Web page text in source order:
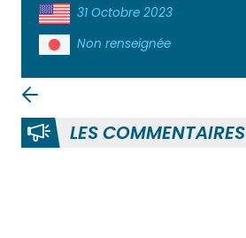
31 Octobre 2023
Non renseignée
LES COMMENTAIRES